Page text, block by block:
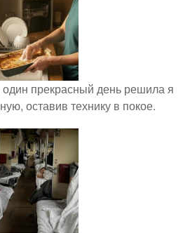
один прекрасный день решила я
оставив технику в покое.